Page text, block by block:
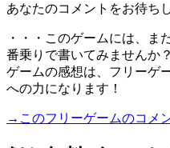
あなたのコメントをお待ち
・・・このゲームには、ま
番乗りで書いてみませんか？
ゲームの感想は、フリーゲ
への力になります！
→このフリーゲームのコメ